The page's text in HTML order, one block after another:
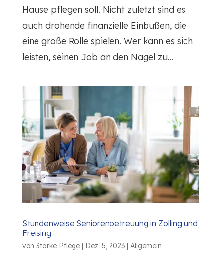
Hause pflegen soll. Nicht zuletzt sind es
auch drohende finanzielle Einbußen, die
eine große Rolle spielen. Wer kann es sich
leisten, seinen Job an den Nagel zu...
Stundenweise Seniorenbetreuung in Zolling und
Freising
von Starke Pflege| Dez. 5, 2023| Allgemein